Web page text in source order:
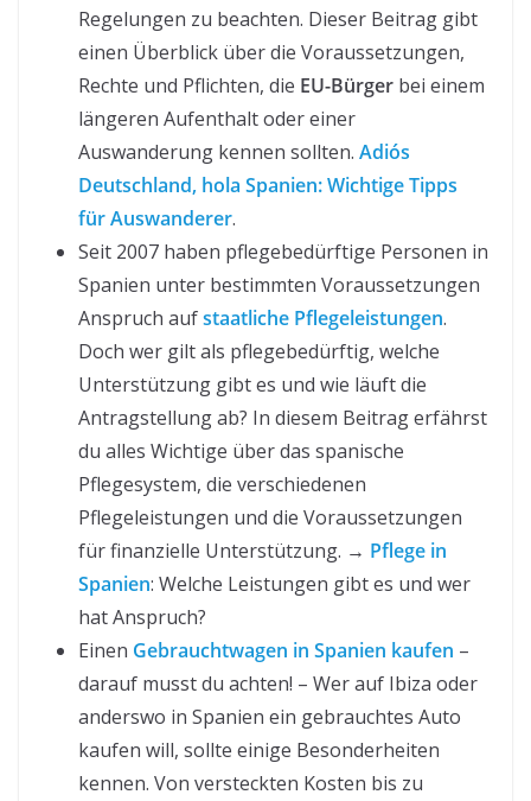
Regelungen zu beachten. Dieser Beitrag gibt
einen Überblick über die Voraussetzungen,
Rechte und Pflichten, die EU-Bürger bei einem
längeren Aufenthalt oder einer
Auswanderung kennen sollten. Adiós
Deutschland, hola Spanien: Wichtige Tipps
für Auswanderer.
Seit 2007 haben pflegebedürftige Personen in
Spanien unter bestimmten Voraussetzungen
Anspruch aufstaatliche Pflegeleistungen.
Doch wer gilt als pflegebedürftig, welche
Unterstützung gibt es und wie läuft die
Antragstellung ab? In diesem Beitrag erfährst
du alles Wichtige über das spanische
Pflegesystem, die verschiedenen
Pflegeleistungen und die Voraussetzungen
für finanzielle Unterstützung. → Pflege in
Spanien: Welche Leistungen gibt es und wer
hat Anspruch?
Einen Gebrauchtwagen in Spanien kaufen –
darauf musst du achten! – Wer auf Ibiza oder
anderswo in Spanien ein gebrauchtes Auto
kaufen will, sollte einige Besonderheiten
kennen. Von versteckten Kosten bis zu